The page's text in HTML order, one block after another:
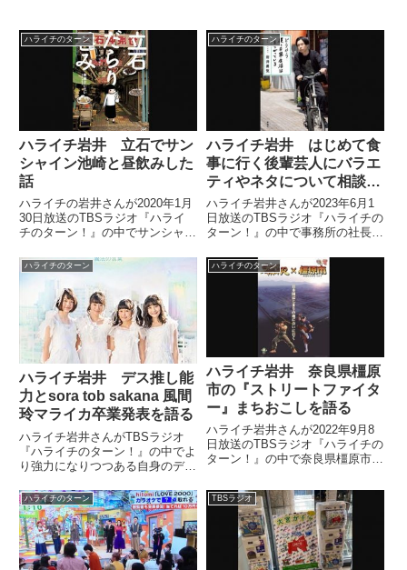
ハライチのターン
ハライチ岩井 立石でサン
シャイン池崎と昼飲みした
話
ハライチの岩井さんが2020年1月
30日放送のTBSラジオ『ハライ
チのターン！』の中でサンシャイ
した話をしていました。（岩井勇
気）この間、テレ東のおはスタっ
ていう番組終わりでね、朝8時ぐ
らいですよ。サンシャイン...
ハライチのターン
ハライチ岩井 はじめて食
事に行く後輩芸人にバラエ
ティやネタについて相談さ
れた話
ハライチ岩井さんが2023年6月1
日放送のTBSラジオ『ハライチの
ターン！』の中で事務所の社長の
と食事に行った際の模様を紹介。
「バラエティでの立ち振る舞いと
か、ネタのこととかを岩井に相談
しなさい」と社長に言われた東さ
んに対してアドバイスしたことな
どを紹介していました。
ハライチのターン
ハライチ岩井 デス推し能
力とsora tob sakana 風間
玲マライカ卒業発表を語る
ハライチ岩井さんがTBSラジオ
『ハライチのターン！』の中でよ
り強力になりつつある自身のデス
tob sakana 風間玲マライカさん
の卒業発表などについて話してい
ました。（岩井勇気）まあ澤部さ
んのその（第三子...
ハライチのターン
ハライチ岩井 奈良県橿原
市の『ストリートファイタ
ー』まちおこしを語る
ハライチ岩井さんが2022年9月8
日放送のTBSラジオ『ハライチの
ターン！』の中で奈良県橿原市が
でまちおこしをすることについて
話していました。
ハライチのターン TBSラジオ